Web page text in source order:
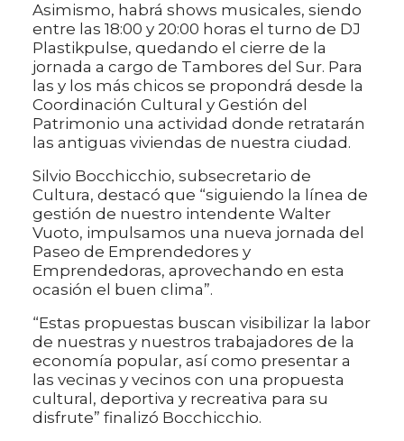
Asimismo, habrá shows musicales, siendo
entre las 18:00 y 20:00 horas el turno de DJ
Plastikpulse, quedando el cierre de la
jornada a cargo de Tambores del Sur. Para
las y los más chicos se propondrá desde la
Coordinación Cultural y Gestión del
Patrimonio una actividad donde retratarán
las antiguas viviendas de nuestra ciudad.
Silvio Bocchicchio, subsecretario de
Cultura, destacó que “siguiendo la línea de
gestión de nuestro intendente Walter
Vuoto, impulsamos una nueva jornada del
Paseo de Emprendedores y
Emprendedoras, aprovechando en esta
ocasión el buen clima”.
“Estas propuestas buscan visibilizar la labor
de nuestras y nuestros trabajadores de la
economía popular, así como presentar a
las vecinas y vecinos con una propuesta
cultural, deportiva y recreativa para su
disfrute” finalizó Bocchicchio.